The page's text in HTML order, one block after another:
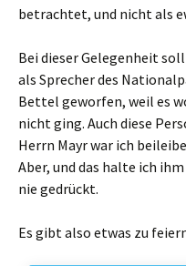
betrachtet, und nicht als
Bei dieser Gelegenheit
als Sprecher des
Bettel geworfen, weil es
nicht ging. Auch diese
Herrn Mayr war ich
Aber, und das halte ich
nie gedrückt.
Es gibt also etwas zu